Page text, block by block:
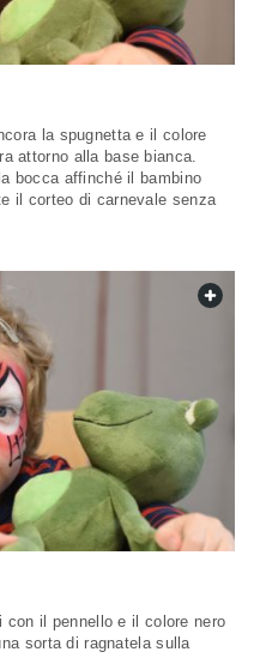
la spugnetta e il colore
attorno alla base bianca.
bocca affinché il bambino
il corteo di carnevale senza
con il pennello e il colore nero
sorta di ragnatela sulla